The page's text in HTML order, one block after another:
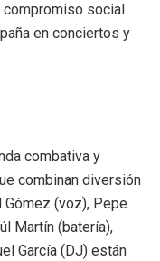
social
en conciertos y
combativa y
combinan diversión
Gómez (voz), Pepe
Martín (batería),
García (DJ) están